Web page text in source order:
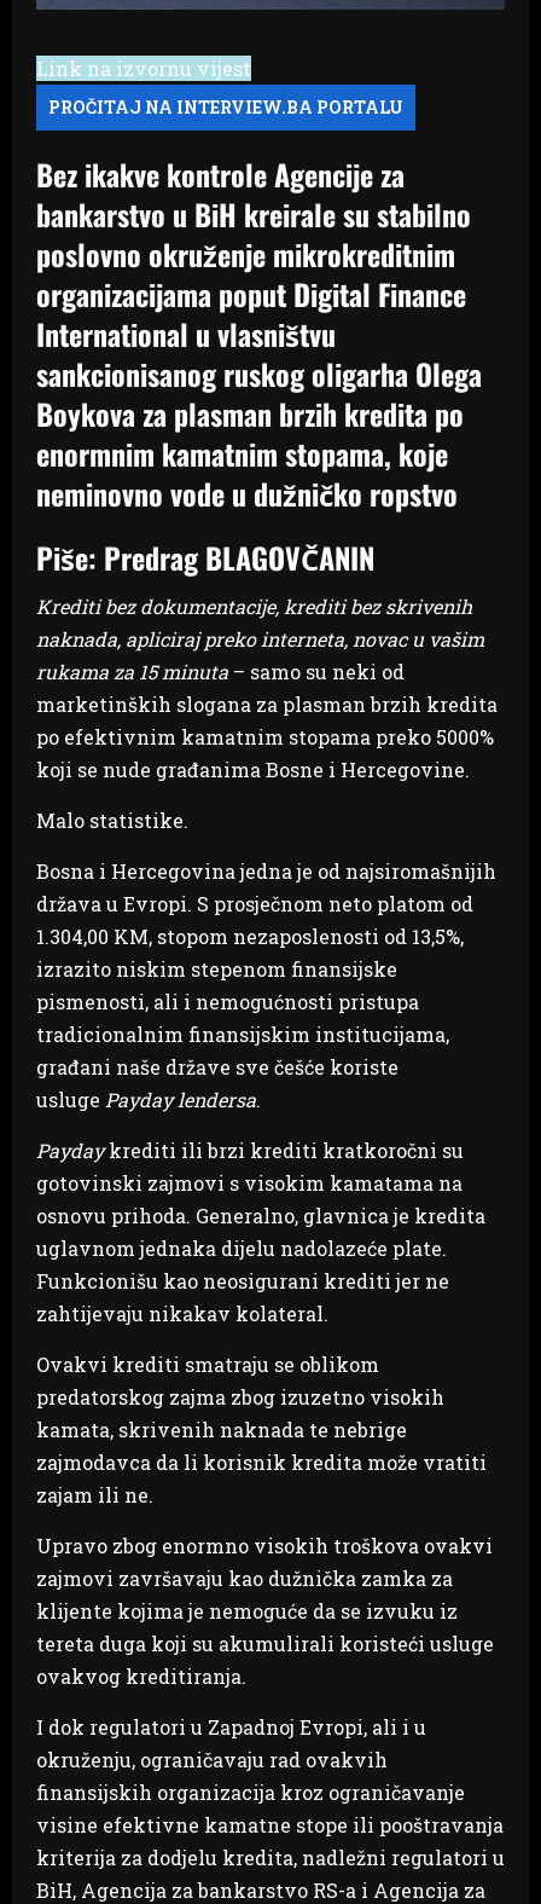
Link na izvornu vijest
Bez ikakve kontrole Agencije za
bankarstvo u BiH kreirale su stabilno
poslovno okruženje mikrokreditnim
organizacijama poput Digital Finance
International u vlasništvu
sankcionisanog ruskog oligarha Olega
Boykova za plasman brzih kredita po
enormnim kamatnim stopama, koje
neminovno vode u dužničko ropstvo
Piše: Predrag BLAGOVČANIN
Krediti bez dokumentacije, krediti bez skrivenih
naknada, apliciraj preko interneta, novac u vašim
rukama za 15 minuta – samo su neki od
marketinških slogana za plasman brzih kredita
po efektivnim kamatnim stopama preko 5000%
koji se nude građanima Bosne i Hercegovine.
Malo statistike.
Bosna i Hercegovina jedna je od najsiromašnijih
država u Evropi. S prosječnom neto platom od
1.304,00 KM, stopom nezaposlenosti od 13,5%,
izrazito niskim stepenom finansijske
pismenosti, ali i nemogućnosti pristupa
tradicionalnim finansijskim institucijama,
građani naše države sve češće koriste
usluge Payday lendersa.
Paydaykrediti ili brzi krediti kratkoročni su
gotovinski zajmovi s visokim kamatama na
osnovu prihoda. Generalno, glavnica je kredita
uglavnom jednaka dijelu nadolazeće plate.
Funkcionišu kao neosigurani krediti jer ne
zahtijevaju nikakav kolateral.
Ovakvi krediti smatraju se oblikom
predatorskog zajma zbog izuzetno visokih
kamata, skrivenih naknada te nebrige
zajmodavca da li korisnik kredita može vratiti
zajam ili ne.
Upravo zbog enormno visokih troškova ovakvi
zajmovi završavaju kao dužnička zamka za
klijente kojima je nemoguće da se izvuku iz
tereta duga koji su akumulirali koristeći usluge
ovakvog kreditiranja.
I dok regulatori u Zapadnoj Evropi, ali i u
okruženju, ograničavaju rad ovakvih
finansijskih organizacija kroz ograničavanje
visine efektivne kamatne stope ili pooštravanja
kriterija za dodjelu kredita, nadležni regulatori u
BiH, Agencija za bankarstvo RS-a i Agencija za